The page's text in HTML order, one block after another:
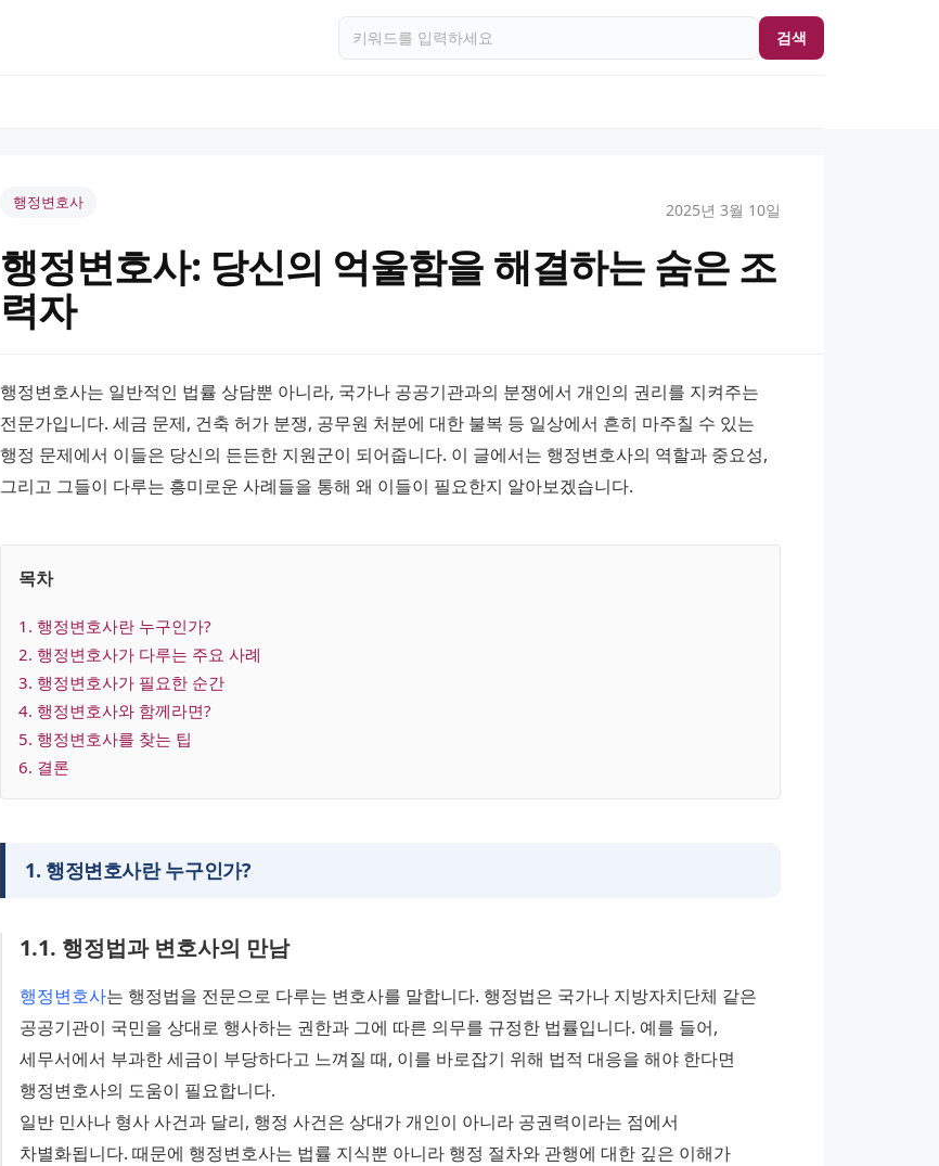
검색
행정변호사 2025년 3월 10일
행정변호사: 당신의 억울함을 해결하는 숨은 조
력자
행정변호사는 일반적인 법률 상담뿐 아니라, 국가나 공공기관과의 분쟁에서 개인의 권리를 지켜주는
전문가입니다. 세금 문제, 건축 허가 분쟁, 공무원 처분에 대한 불복 등 일상에서 흔히 마주칠 수 있는
행정 문제에서 이들은 당신의 든든한 지원군이 되어줍니다. 이 글에서는 행정변호사의 역할과 중요성,
그리고 그들이 다루는 흥미로운 사례들을 통해 왜 이들이 필요한지 알아보겠습니다.
목차
1 . 행정변호사란 누구인가?
2. 행정변호사가 다루는 주요 사례
3. 행정변호사가 필요한 순간
4. 행정변호사와 함께라면?
5. 행정변호사를 찾는 팁
6. 결론
1. 행정변호사란 누구인가?
1.1. 행정법과 변호사의 만남
행정변호사는 행정법을 전문으로 다루는 변호사를 말합니다. 행정법은 국가나 지방자치단체 같은
공공기관이 국민을 상대로 행사하는 권한과 그에 따른 의무를 규정한 법률입니다. 예를 들어,
세무서에서 부과한 세금이 부당하다고 느껴질 때, 이를 바로잡기 위해 법적 대응을 해야 한다면
행정변호사의 도움이 필요합니다.
일반 민사나 형사 사건과 달리, 행정 사건은 상대가 개인이 아니라 공권력이라는 점에서
차별화됩니다. 때문에 행정변호사는 법률 지식뿐 아니라 행정 절차와 관행에 대한 깊은 이해가